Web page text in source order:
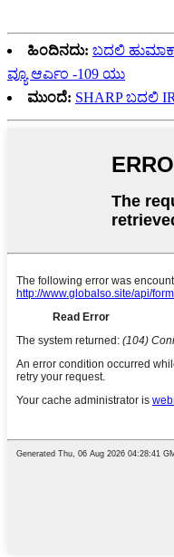
ಹಿಂದಿನದು: ಬದಲಿ
ವ್ಯೂ ಆರ್ಎಂ -109 ಯು
ಮುಂದೆ: SHARP ಬದಲಿ